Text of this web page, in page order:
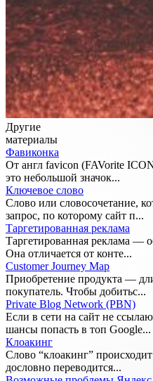
Другие
материалы
Фавиконка
От англ favicon (FAVorite
это небольшой значок...
Ключевое слово
Слово или словосочетание,
запрос, по которому сайт п...
Таргетированная реклама
Таргетированная реклама —
Она отличается от конте...
Customer Journey Map
Приобретение продукта —
покупатель. Чтобы добитьс...
Private Blog Network (PBN)
Если в сети на сайт не
шансы попасть в топ Google...
Клоакинг
Слово “клоакинг”
дословно переводится...